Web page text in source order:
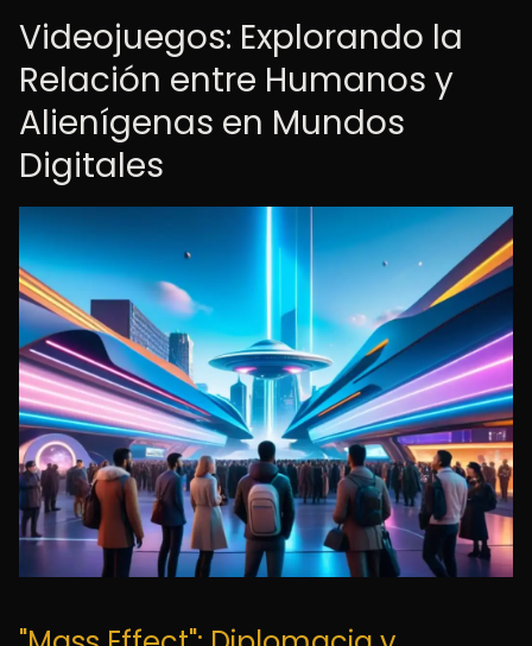
Videojuegos: Explorando la
Relación entre Humanos y
Alienígenas en Mundos
Digitales